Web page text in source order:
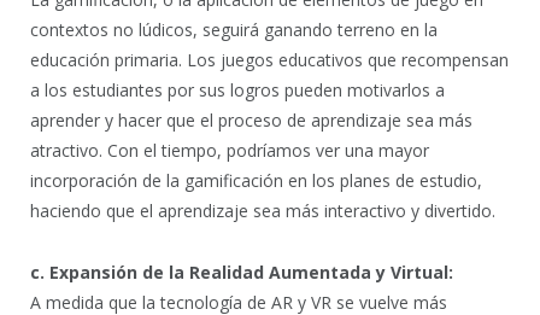
contextos no lúdicos, seguirá ganando terreno en la
educación primaria. Los juegos educativos que recompensan
a los estudiantes por sus logros pueden motivarlos a
aprender y hacer que el proceso de aprendizaje sea más
atractivo. Con el tiempo, podríamos ver una mayor
incorporación de la gamificación en los planes de estudio,
haciendo que el aprendizaje sea más interactivo y divertido.
c. Expansión de la Realidad Aumentada y Virtual:
A medida que la tecnología de AR y VR se vuelve más